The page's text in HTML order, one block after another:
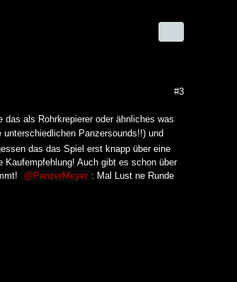
#3
das als Rohrkrepierer oder ähnliches was
Panzersounds!!) und
das das Spiel erst knapp über eine
Auch gibt es schon über
PanzerMeyer : Mal Lust ne Runde